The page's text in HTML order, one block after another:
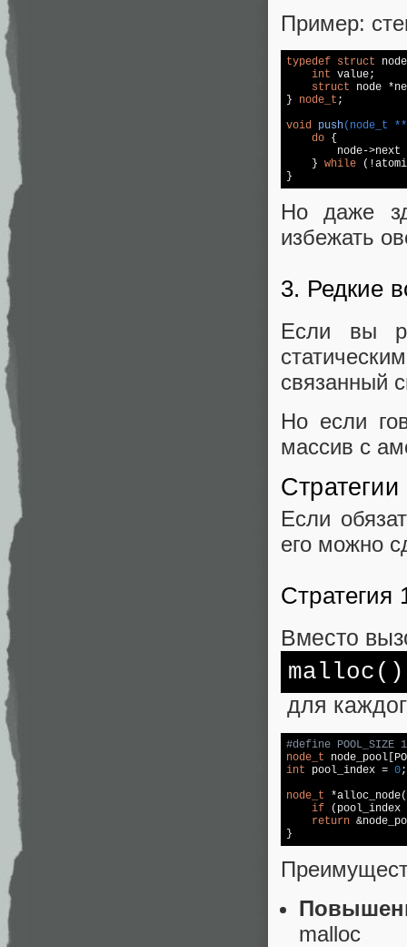
Пример:
typedef struct
int value;
struct node
} node_t ;
void push(node_t
do {
node->next
    }
while
}
Но даже
избежать
3. Редкие
Если вы
связанный
Но если
массив с
Если
его можно
Стратегия
Вместо
malloc ()
для
#define POOL_SIZE
node_t
int pool_index = 0;
node_t *alloc_node(
if (pool_index
return
}
malloc